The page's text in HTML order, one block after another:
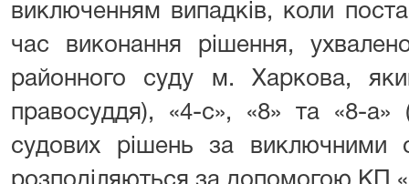
виключенням випадків, коли
час виконання рішення,
районного суду м. Харкова,
правосуддя), «4-с», «8» та «8-
судових рішень за виключними